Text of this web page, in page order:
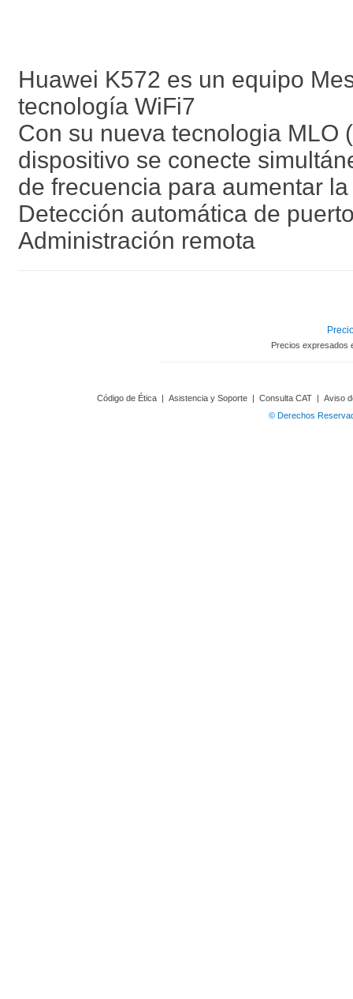
Huawei K572 es un equipo
tecnología WiFi7
Con su nueva tecnologia MLO
dispositivo se conecte
de frecuencia para aumentar
Detección automática de
Administración remota
Precios expresados
Código de Ética | Asistencia y Soporte | Consulta CAT | Aviso
© Derechos